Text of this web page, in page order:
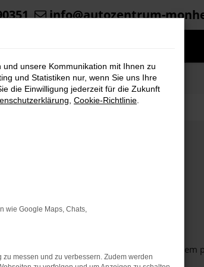
info@autozentrum-
in einem anderen Browser oder in einem
unsere Kommunikation mit Ihnen zu
und Statistiken nur, wenn Sie uns Ihre
die Einwilligung jederzeit für die Zukunft
Cookie-Richtlinie
wie Google Maps, Chats,
messen und zu verbessern. Zudem werden